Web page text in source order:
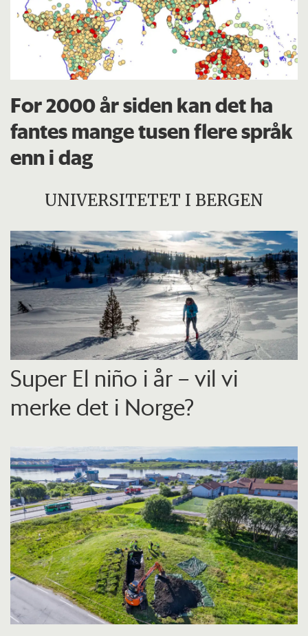
For 2000 år siden kan det ha
fantes mange tusen flere språk
enn i dag
UNIVERSITETET I BERGEN
Super El niño i år – vil vi
merke det i Norge?